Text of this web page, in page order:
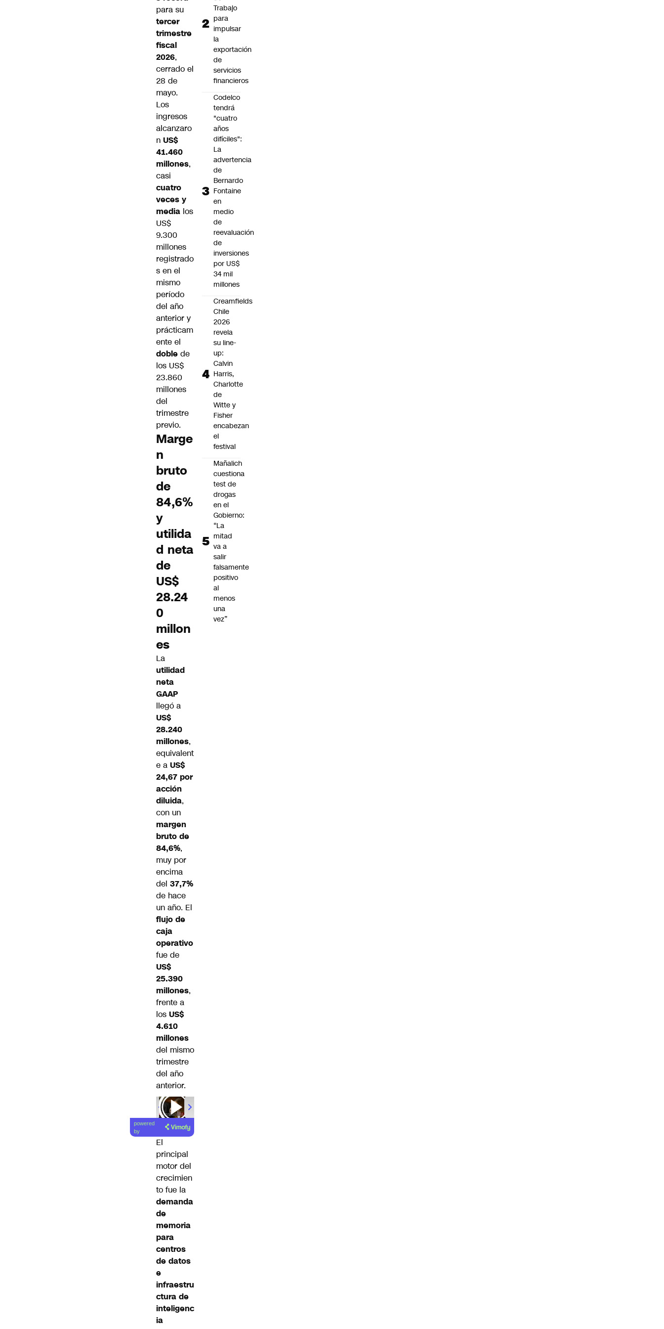
para su
tercer
trimestre
fiscal
2026,
cerrado el
28 de
mayo.
Los
ingresos
alcanzaro
n US$
41.460
millones,
casi
cuatro
veces y
media los
US$
9.300
millones
registrado
s en el
mismo
período
del año
anterior y
prácticam
ente el
doble de
los US$
23.860
millones
del
trimestre
previo.
Marge
n
bruto
de
84,6%
y
utilida
d neta
de
US$
28.24
0
millon
es
La
utilidad
neta
GAAP
llegó a
US$
28.240
millones,
equivalent
e a US$
24,67 por
acción
diluida,
con un
margen
bruto de
84,6%,
muy por
encima
del 37,7%
de hace
un año. El
flujo de
caja
operativo
fue de
US$
25.390
millones,
frente a
los US$
4.610
millones
del mismo
trimestre
del año
anterior.
powered
by
El
principal
motor del
crecimien
to fue la
demanda
de
memoria
para
centros
de datos
e
infraestru
ctura de
inteligenc
ia
Trabajo
para
impulsar
la
exportación
de
servicios
financieros
Codelco
tendrá
"cuatro
años
difíciles":
La
advertencia
de
Bernardo
Fontaine
en
medio
de
reevaluación
de
inversiones
por US$
34 mil
millones
Creamfields
Chile
2026
revela
su line-
up:
Calvin
Harris,
Charlotte
de
Witte y
Fisher
encabezan
el
festival
Mañalich
cuestiona
test de
drogas
en el
Gobierno:
“La
mitad
va a
salir
falsamente
positivo
al
menos
una
vez”